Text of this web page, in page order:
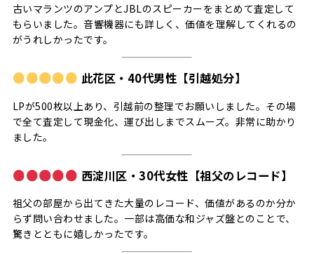
古いマランツのアンプとJBLのスピーカーをまとめて査定して
もらいました。音響機器にも詳しく、価値を理解してくれるの
がうれしかったです。
此花区・40代男性【引越処分】
LPが500枚以上あり、引越前の整理でお願いしました。その場
で全て査定して現金化、運び出しまでスムーズ。非常に助かり
ました。
西淀川区・30代女性【祖父のレコード】
祖父の部屋から出てきた大量のレコード、価値があるのか分か
らず問い合わせました。一部は高価な和ジャズ盤とのことで、
驚きとともに嬉しかったです。